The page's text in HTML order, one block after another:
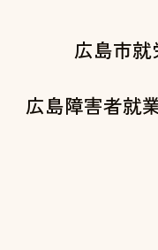
広島市
広島障害者就